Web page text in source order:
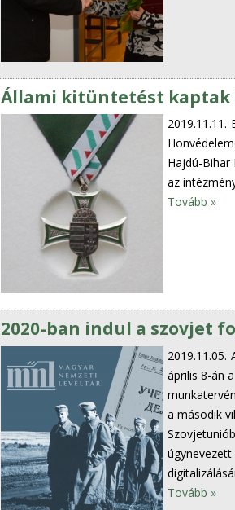
Állami kitüntetést kaptak
2019.11.11.
Hajdú-Bihar
az
Tovább »
2020-ban indul a szovjet
2019.11.05.
április 8-án
a második
Tovább »